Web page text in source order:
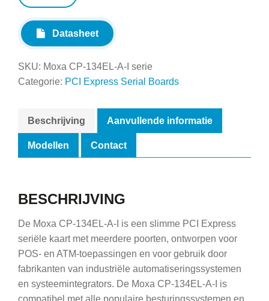
Datasheet
SKU: Moxa CP-134EL-A-I serie
Categorie: PCI Express Serial Boards
Beschrijving Aanvullende informatie
Modellen Contact
BESCHRIJVING
De Moxa CP-134EL-A-I is een slimme PCI Express
seriële kaart met meerdere poorten, ontworpen voor
POS- en ATM-toepassingen en voor gebruik door
fabrikanten van industriële automatiseringssystemen
en systeemintegrators. De Moxa CP-134EL-A-I is
compatibel met alle populaire besturingssystemen en